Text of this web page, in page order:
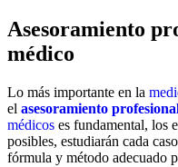
Asesoramiento
médico
Lo más importante en la
el asesoramiento
médicos es fundamental, los
posibles, estudiarán cada
fórmula y método adecuado